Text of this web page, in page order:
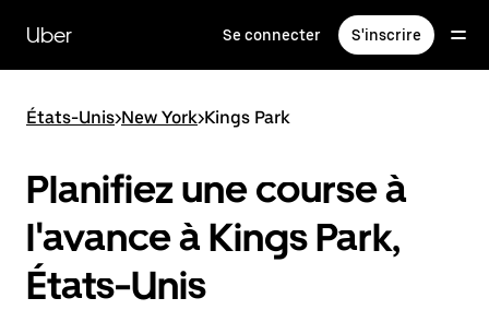
contenu
principal
Uber Se connecter S'inscrire
États-Unis>New York>Kings Park
Planifiez une course à
l'avance à Kings Park,
États-Unis